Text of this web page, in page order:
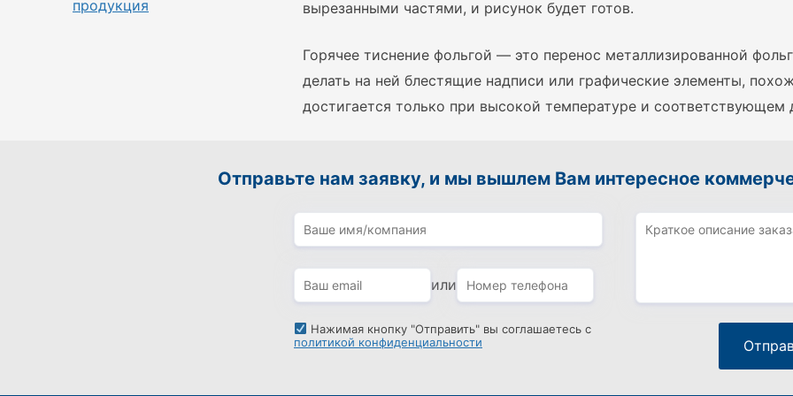
вырезанными частями, и рисунок будет готов.
Горячее тиснение фольгой — это перенос металлизированной
делать на ней блестящие надписи или графические элементы,
достигается только при высокой температуре и соответствующем
продукция
Отправьте нам заявку, и мы вышлем Вам интересное
или
Нажимая кнопку "Отправить" вы соглашаетесь с
политикой конфиденциальности